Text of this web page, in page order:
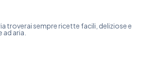
troverai sempre ricette facili, deliziose e
aria.